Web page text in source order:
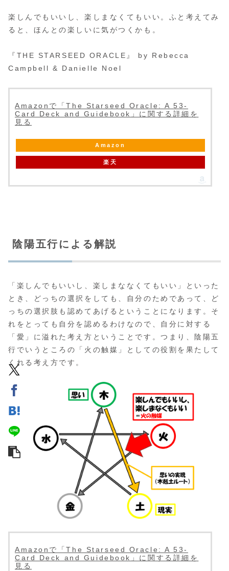
楽しんでもいいし、楽しまなくてもいい。ふと考えてみ
ると、ほんとの楽しいに気がつくかも。
『THE STARSEED ORACLE』 by Rebecca
Campbell & Danielle Noel
Amazonで「The Starseed Oracle: A 53-
Card Deck and Guidebook」に関する詳細を
見る
Amazon
楽天
陰陽五行による解説
「楽しんでもいいし、楽しまななくてもいい」といった
とき、どっちの選択をしても、自分のためであって、ど
っちの選択肢も認めてあげるということになります。そ
れをとっても自分を認めるわけなので、自分に対する
「愛」に溢れた考え方ということです。つまり、陰陽五
行でいうところの「火の触媒」としての役割を果たして
くれる考え方です。
Amazonで「The Starseed Oracle: A 53-
Card Deck and Guidebook」に関する詳細を
見る